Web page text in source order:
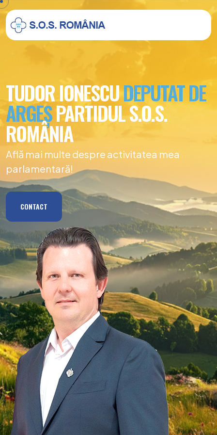
TUDOR IONESCUDEPUTAT DE
ARGEȘPARTIDUL S.O.S.
ROMÂNIA
Află mai multe despre activitatea mea
parlamentară!
CONTACT